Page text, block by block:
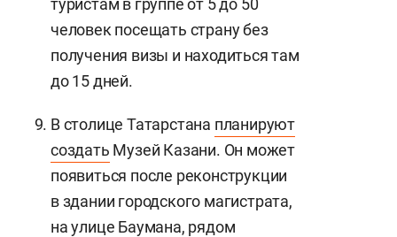
туристам в группе от 5 до 50
человек посещать страну без
получения визы и находиться там
до 15 дней.
В столице Татарстана планируют
создать Музей Казани. Он может
появиться после реконструкции
в здании городского магистрата,
на улице Баумана, рядом